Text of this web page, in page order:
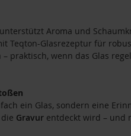
Aroma und
Teqton-Glasrezeptur für
praktisch, wenn das Glas
ein Glas, sondern eine
Gravurentdeckt wird – und